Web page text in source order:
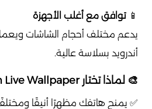
📱 توافق مع أغلب الأجهزة
يدعم مختلف أحجام الشاشات
أندرويد بسلاسة عالية.
🎨 لماذا تختار 3D Aquarium Live Wallpaper؟
✅ يمنح هاتفك مظهرًا أنيقًا